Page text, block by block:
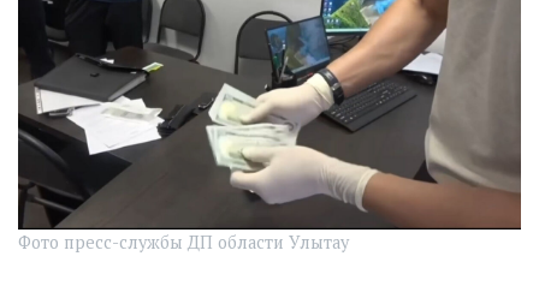
Фото пресс-службы ДП области Улытау